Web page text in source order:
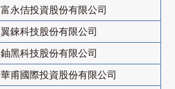
富永佶投資股份有限公司
翼錸科技股份有限公司
鈾黑科技股份有限公司
華甫國際投資股份有限公司